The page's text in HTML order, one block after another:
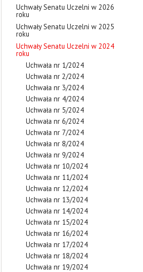
Uchwały Senatu Uczelni w 2026
roku
Uchwały Senatu Uczelni w 2025
roku
Uchwały Senatu Uczelni w 2024
roku
Uchwała nr 1/2024
Uchwała nr 2/2024
Uchwała nr 3/2024
Uchwała nr 4/2024
Uchwała nr 5/2024
Uchwała nr 6/2024
Uchwała nr 7/2024
Uchwała nr 8/2024
Uchwała nr 9/2024
Uchwała nr 10/2024
Uchwała nr 11/2024
Uchwała nr 12/2024
Uchwała nr 13/2024
Uchwała nr 14/2024
Uchwała nr 15/2024
Uchwała nr 16/2024
Uchwała nr 17/2024
Uchwała nr 18/2024
Uchwała nr 19/2024